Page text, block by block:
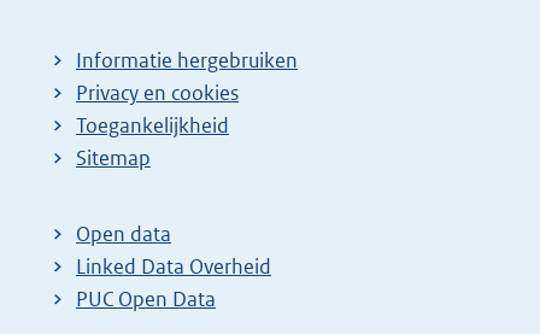
Informatie hergebruiken
Privacy en cookies
Toegankelijkheid
Sitemap
Open data
Linked Data Overheid
PUC Open Data